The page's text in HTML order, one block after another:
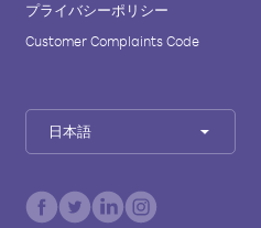
プライバシーポリシー
Customer Complaints Code
日本語